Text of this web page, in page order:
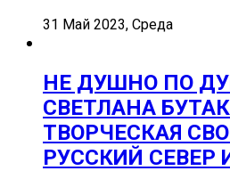
31 Май 2023, Среда
НЕ ДУШНО ПО
СВЕТЛАНА
ТВОРЧЕСКАЯ
РУССКИЙ СЕВЕР